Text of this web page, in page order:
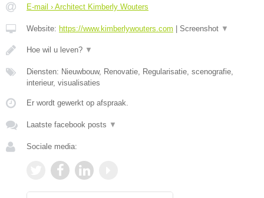
E-mail › Architect Kimberly Wouters
Website: https://www.kimberlywouters.com Screenshot ▼
Hoe wil u leven? ▼
Diensten: Nieuwbouw, Renovatie, Regularisatie, scenografie,
interieur, visualisaties
Er wordt gewerkt op afspraak.
Laatste facebook posts ▼
Sociale media: